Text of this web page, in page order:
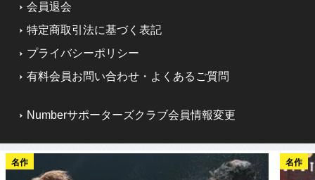
会員退会
特定商取引法に基づく表記
プライバシーポリシー
有料会員お問い合わせ・よくあるご質問
Numberサポーターズクラブ会員情報変更
名作 名作